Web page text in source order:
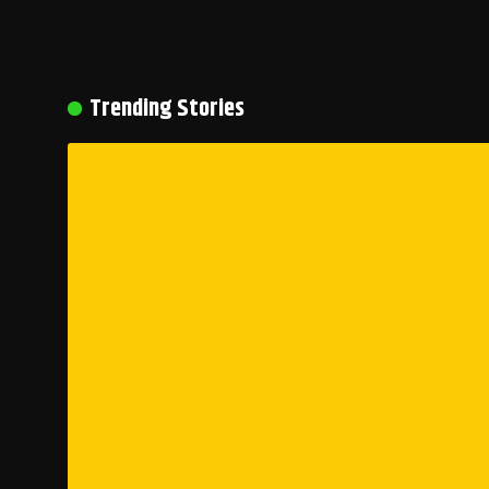
Trending Stories